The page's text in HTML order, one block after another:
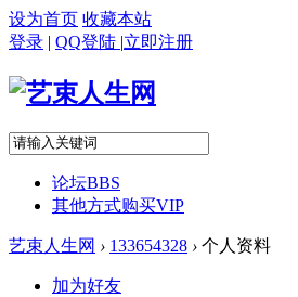
设为首页 收藏本站
登录 | QQ登陆 |立即注册
论坛BBS
其他方式购买VIP
艺束人生网 › 133654328 › 个人资料
加为好友